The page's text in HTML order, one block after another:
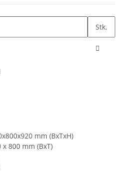
Stk.
mm (BxTxH)
800 mm (BxT)